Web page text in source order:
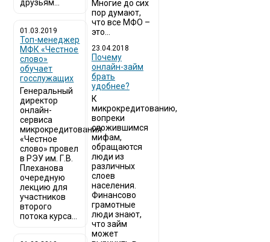
друзьям...
01.03.2019
Топ-менеджер
МФК «Честное
слово»
обучает
госслужащих
Генеральный
директор
онлайн-
сервиса
микрокредитования
«Честное
слово» провел
в РЭУ им. Г.В.
Плеханова
очередную
лекцию для
участников
второго
потока курса...
Многие до сих
пор думают,
что все МФО –
это...
23.04.2018
Почему
онлайн-займ
брать
удобнее?
К
микрокредитованию,
вопреки
сложившимся
мифам,
обращаются
люди из
различных
слоев
населения.
Финансово
грамотные
люди знают,
что займ
может